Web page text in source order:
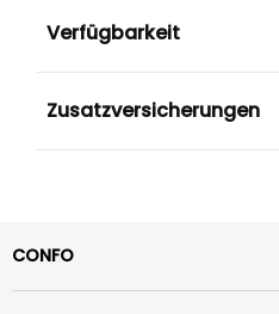
Verfügbarkeit
Zusatzversicherungen
CONFO